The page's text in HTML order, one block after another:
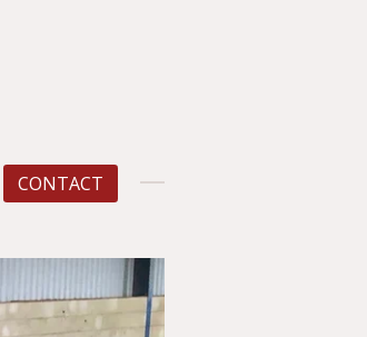
CONTACT